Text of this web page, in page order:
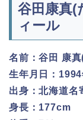
谷田康真(
ィール
名前：谷田 康
生年月日：1994
出身：北海道名
身長：177cm